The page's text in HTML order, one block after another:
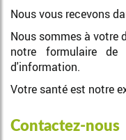
Nous vous recevons
Nous sommes à votre
notre formulaire
d'information.
Votre santé est notre
Contactez-nous